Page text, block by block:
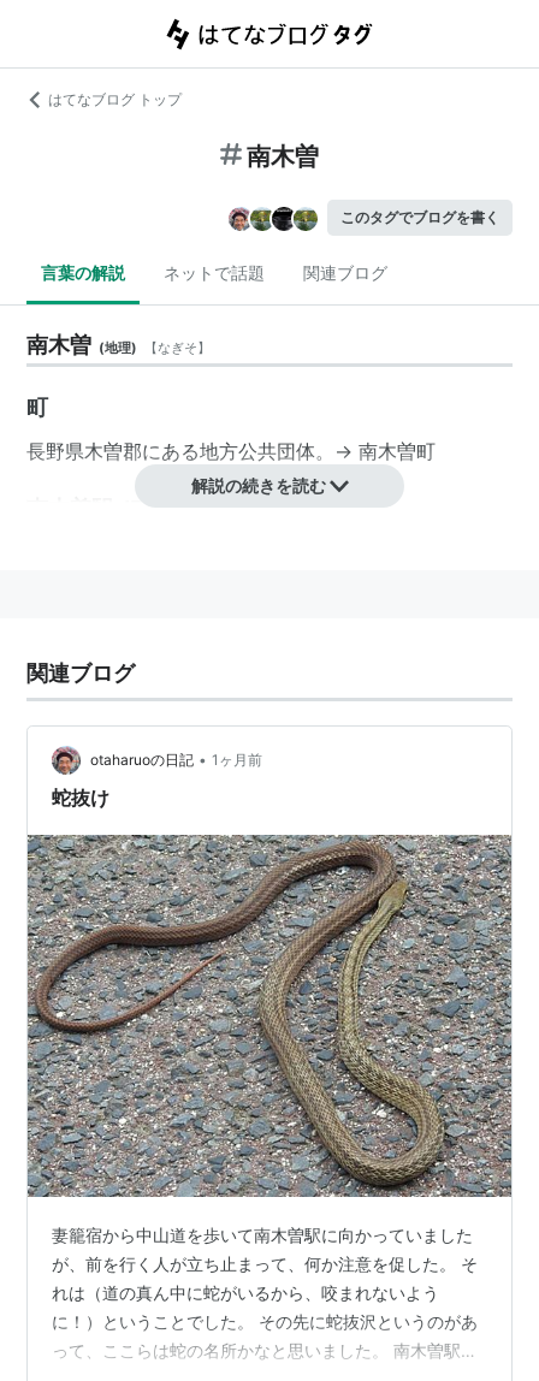
はてなブログ トップ
南木曽
このタグでブログを書く
言葉の解説 ネットで話題 関連ブログ
南木曽 (地理) 【なぎそ】
町
長野県木曽郡にある地方公共団体。→南木曽町
南木曽駅 JR東海（中央本線）
解説の続きを読む
関連ブログ
otaharuoの日記 • 1ヶ月前
蛇抜け
妻籠宿から中山道を歩いて南木曽駅に向かっていました
が、前を行く人が立ち止まって、何か注意を促した。 そ
れは（道の真ん中に蛇がいるから、咬まれないよう
に！）ということでした。 その先に蛇抜沢というのがあ
って、ここらは蛇の名所かなと思いました。 南木曽駅に